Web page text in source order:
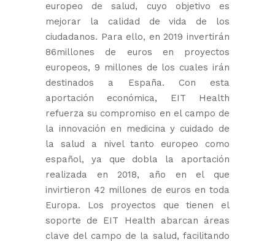
europeo de salud, cuyo objetivo es
mejorar la calidad de vida de los
ciudadanos. Para ello, en 2019 invertirán
86millones de euros en proyectos
europeos, 9 millones de los cuales irán
destinados a España. Con esta
aportación económica, EIT Health
refuerza su compromiso en el campo de
la innovación en medicina y cuidado de
la salud a nivel tanto europeo como
español, ya que dobla la aportación
realizada en 2018, año en el que
invirtieron 42 millones de euros en toda
Europa. Los proyectos que tienen el
soporte de EIT Health abarcan áreas
clave del campo de la salud, facilitando